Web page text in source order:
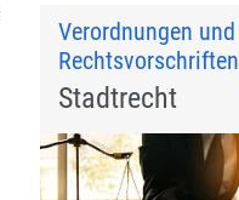
Verordnungen und
Rechtsvorschriften
Stadtrecht